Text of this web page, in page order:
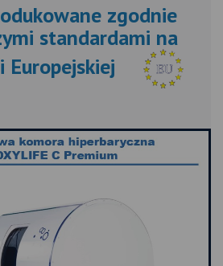
zgodnie
standardami na
Europejskiej